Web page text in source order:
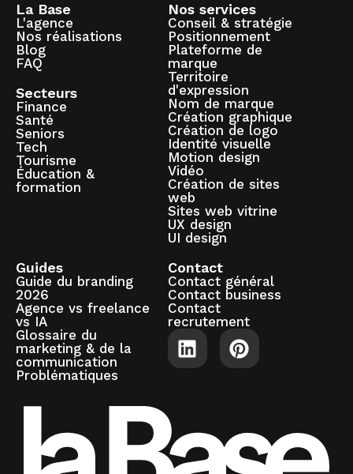
La Base
L'agence
Nos réalisations
Blog
FAQ
Secteurs
Finance
Santé
Seniors
Tech
Tourisme
Éducation &
formation
Nos services
Conseil & stratégie
Positionnement
Plateforme de
marque
Territoire
d'expression
Nom de marque
Création graphique
Création de logo
Identité visuelle
Motion design
Vidéo
Création de sites
web
Sites web vitrine
UX design
UI design
Guides
Guide du branding
2026
Agence vs freelance
vs IA
Glossaire du
marketing & de la
communication
Problématiques
Contact
Contact général
Contact business
Contact
recrutement